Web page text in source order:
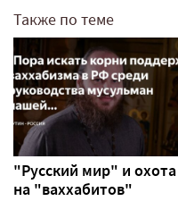
Также по теме
"Русский мир" и охота
на "ваххабитов"